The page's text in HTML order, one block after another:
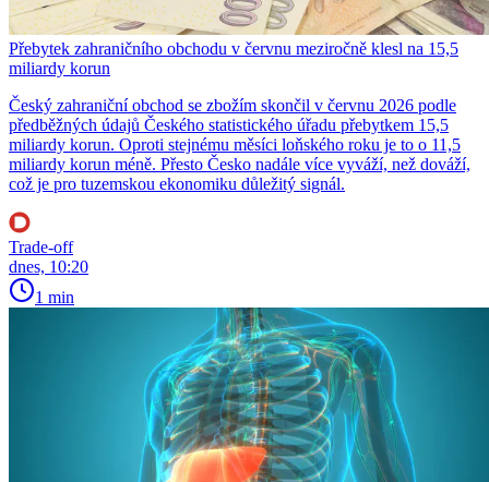
Přebytek zahraničního obchodu v červnu meziročně klesl na 15,5
miliardy korun
Český zahraniční obchod se zbožím skončil v červnu 2026 podle
předběžných údajů Českého statistického úřadu přebytkem 15,5
miliardy korun. Oproti stejnému měsíci loňského roku je to o 11,5
miliardy korun méně. Přesto Česko nadále více vyváží, než dováží,
což je pro tuzemskou ekonomiku důležitý signál.
Trade-off
dnes, 10:20
1 min